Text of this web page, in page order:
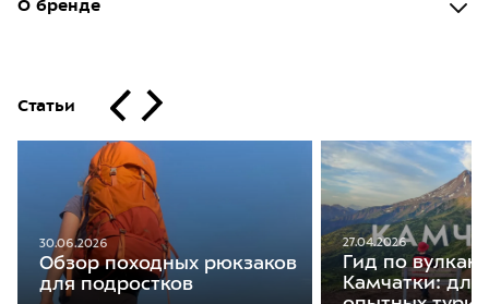
О бренде
Статьи
30.06.2026
Обзор походных рюкзаков
для подростков
27.04.2026
Гид по
Камчатки: для